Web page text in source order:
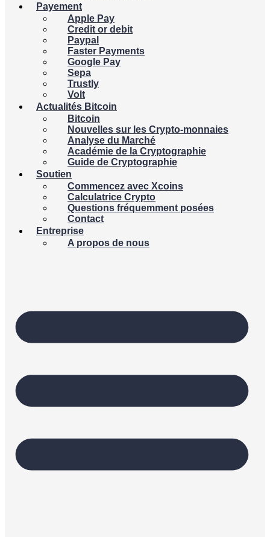
Payement
Apple Pay
Credit or debit
Paypal
Faster Payments
Google Pay
Sepa
Trustly
Volt
Actualités Bitcoin
Bitcoin
Nouvelles sur les Crypto-monnaies
Analyse du Marché
Académie de la Cryptographie
Guide de Cryptographie
Soutien
Commencez avec Xcoins
Calculatrice Crypto
Questions fréquemment posées
Contact
Entreprise
A propos de nous